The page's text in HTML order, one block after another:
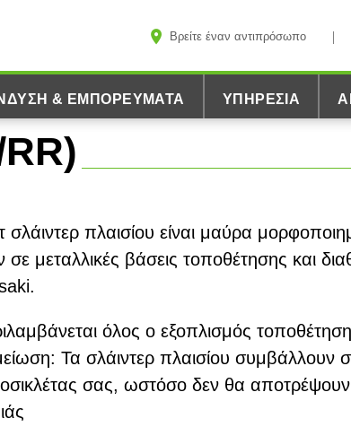
Βρείτε έναν αντιπρόσωπο
& ΕΜΠΟΡΕΎΜΑΤΑ ΥΠΗΡΕΣΊΑ
σλάιντερ πλαισίου είναι μαύρα
σε μεταλλικές βάσεις τοποθέτησης και
όλος ο εξοπλισμός
Τα σλάιντερ πλαισίου συμβάλλουν
σας, ωστόσο δεν θα